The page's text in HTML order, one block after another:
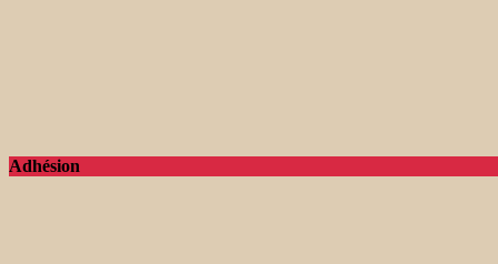
Adhésion